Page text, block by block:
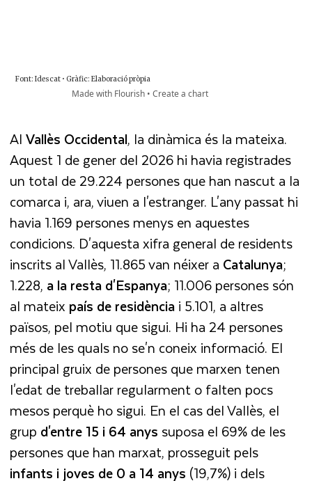
AlVallès Occidental, la dinàmica és la mateixa.
Aquest 1 de gener del 2026 hi havia registrades
un total de 29.224 persones que han nascut a la
comarca i, ara, viuen a l'estranger. L'any passat hi
havia 1.169 persones menys en aquestes
condicions. D'aquesta xifra general de residents
inscrits al Vallès, 11.865 van néixer a Catalunya;
1.228, a la resta d'Espanya; 11.006 persones són
al mateix país de residènciai 5.101, a altres
països, pel motiu que sigui. Hi ha 24 persones
més de les quals no se'n coneix informació. El
principal gruix de persones que marxen tenen
l'edat de treballar regularment o falten pocs
mesos perquè ho sigui. En el cas del Vallès, el
grup d'entre 15 i 64 anys suposa el 69% de les
persones que han marxat, prosseguit pels
infants i joves de 0 a 14 anys (19,7%) i dels